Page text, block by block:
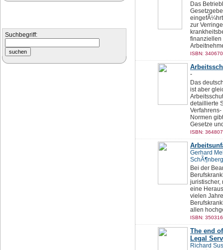
Suchbegriff:
Das
zur
finanziellen
ISBN:
-
Das
ist aber
detaillierte
Normen
Gesetze
ISBN:
Gerhard
Bei der
juristischer,
eine
vielen
allen
ISBN:
The end
Legal
Richard